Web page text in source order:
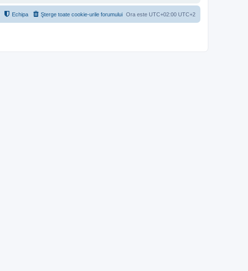
Ora este UTC+02:00 UTC+2
Şterge toate cookie-urile forumului
Echipa